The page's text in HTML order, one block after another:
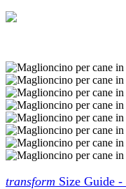
transform Size Guide